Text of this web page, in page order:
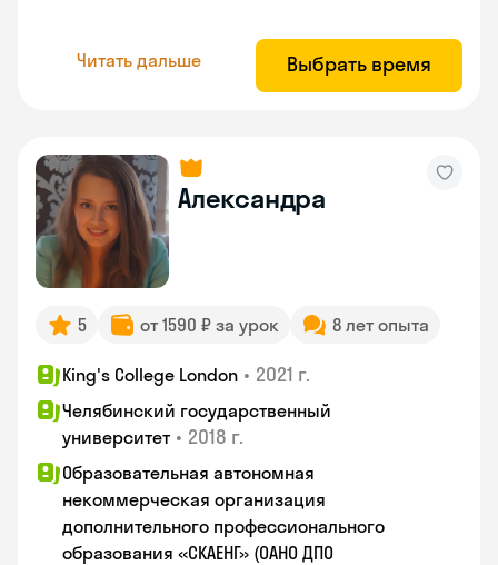
Читать дальше Выбрать время
Александра
5 от 1590 ₽ за урок 8 лет опыта
King's College London • 2021 г.
Челябинский государственный
университет • 2018 г.
Образовательная автономная
некоммерческая организация
дополнительного профессионального
образования «СКАЕНГ» (ОАНО ДПО